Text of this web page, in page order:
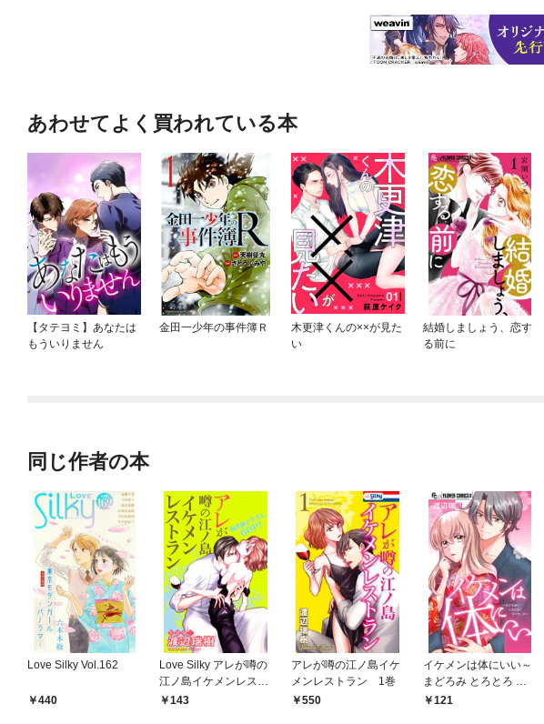
あわせてよく買われている本
【タテヨミ】あなたは
もういりません
金田一少年の事件簿Ｒ
木更津くんの××が見た
い
結婚しましょう、恋す
る前に
同じ作者の本
Love Silky Vol.162
440
Love Silky アレが噂の
江ノ島イケメンレスト
ラン story01
143
アレが噂の江ノ島イケ
メンレストラン 1巻
550
イケメンは体にいい～
まどろみ とろとろ マ
ッサージ～【マイク
121